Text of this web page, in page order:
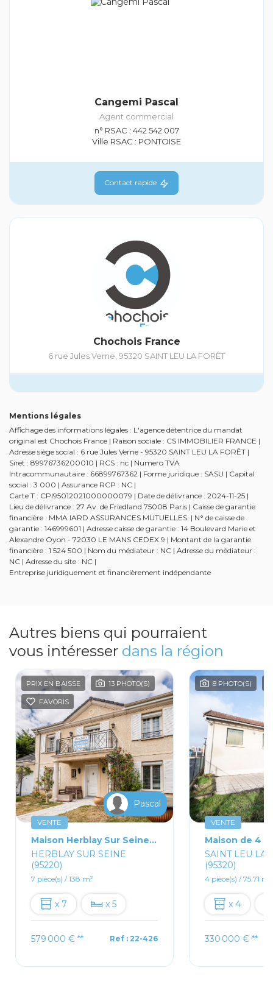
Cangemi Pascal
Agent commercial
n° RSAC : 442 542 007
Ville RSAC : PONTOISE
Contact rapide
Chochois France
6 rue Jules Verne 95320 SAINT LEU LA FORÊT
Mentions légales
Affichage des informations légales : L'agence détentrice du mandat
original est Chochois France | Raison sociale : CS IMMOBILIER FRANCE |
Adresse siège social : 6 rue Jules Verne - 95320 SAINT LEU LA FORÊT |
Siret : 89976736200010 | RCS : nc | Numero TVA
Intracommunautaire : 66899767362 | Forme juridique : SASU | Capital
social : 3 000 | Assurance RCP : NC |
Carte T : CPI95012021000000079 | Date de délivrance : 2024-11-25 |
Lieu de délivrance : 27 Av. de Friedland 75008 Paris | Caisse de garantie
financière : MMA IARD ASSURANCES MUTUELLES. | N° de caisse de
garantie : 146999601 | Adresse caisse de garantie : 14 Boulevard Marie et
Alexandre Oyon - 72030 LE MANS CEDEX 9 | Montant de la garantie
financière : 1 524 500 | Nom du médiateur : NC | Adresse du médiateur :
NC | Adresse du site : NC |
Entreprise juridiquement et financièrement indépendante
Autres biens qui pourraient
vous intéresser dans la région
PRIX EN BAISSE 13 PHOTO(S)
FAVORIS
Pascal
VENTE
Maison Herblay Sur Seine de type F7
HERBLAY SUR SEINE
(95220)
7 pièce(s) / 138 m²
x 7 x 5
579 000 € ** Ref : 22-426
8 PHOTO(S)
VENTE
SAINT LEU LA
(95320)
4 pièce(s) / 75.71 m²
x 4
330 000 € **